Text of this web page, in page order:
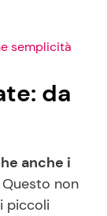
semplicità
da
anche i
Questo non
piccoli